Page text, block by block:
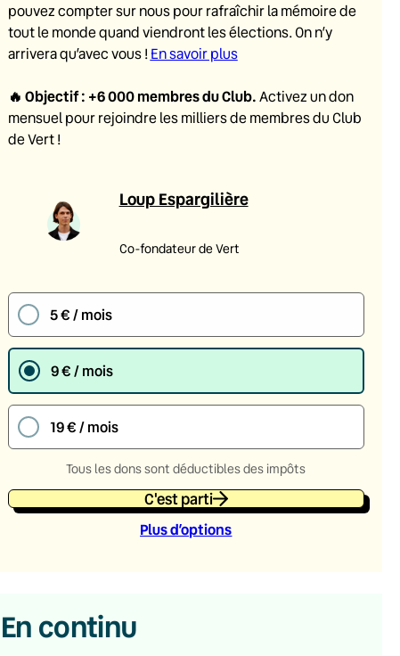
pouvez compter sur nous pour rafraîchir la mémoire de
tout le monde quand viendront les élections. On n’y
arrivera qu’avec vous ! En savoir plus
🔥 Objectif : +6 000 membres du Club. Activez un don
mensuel pour rejoindre les milliers de membres du Club
de Vert !
Loup Espargilière
Co-fondateur de Vert
5 € / mois
9 € / mois
19 € / mois
Tous les dons sont déductibles des impôts
C'est parti
Plus d’options
En continu